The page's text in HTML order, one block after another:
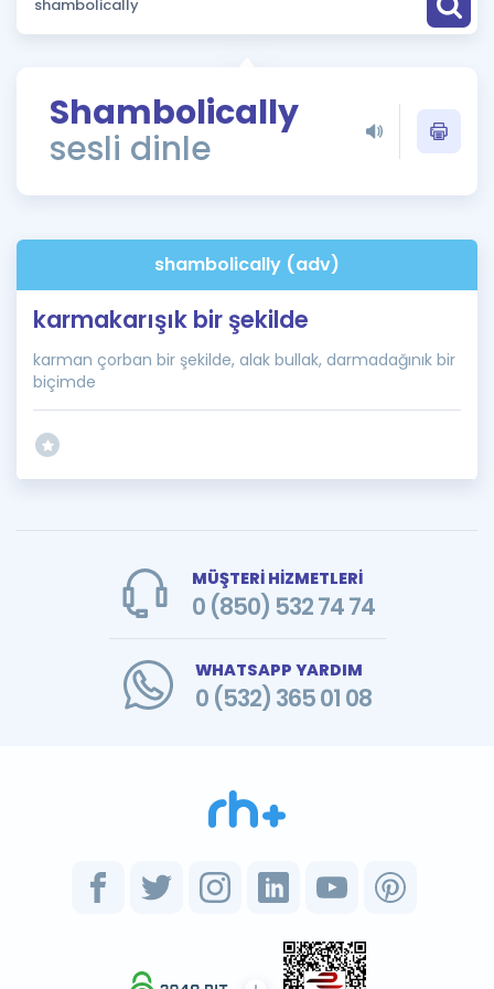
Puan Hesaplama
ÖSYM Sınav Takvimi
Kampanyalar
İngilizce Gramer
Shambolically
sesli dinle
shambolically (adv)
karmakarışık bir şekilde
karman çorban bir şekilde, alak bullak, darmadağınık bir
biçimde
MÜŞTERİ HİZMETLERİ
0 (850) 532 74 74
WHATSAPP YARDIM
0 (532) 365 01 08